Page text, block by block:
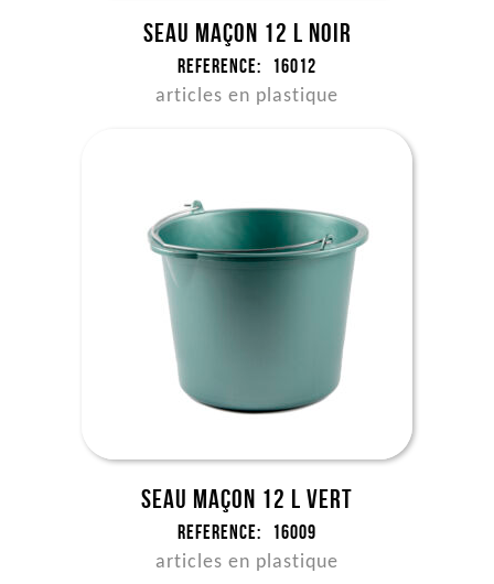
Seau maçon 12 l noir
Reference: 16012
articles en plastique
Seau maçon 12 l vert
Reference: 16009
articles en plastique